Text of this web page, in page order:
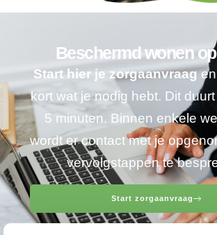
Beschermd wonen
Start hier je zorgaanvraagen
kort wat je nodig hebt. Dit
5 minuten. Binnen enkele
wordt er contact met je
vervolgstappen te
Start zorgaanvraag